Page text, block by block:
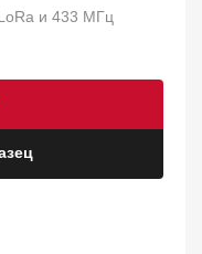
и 433 МГц